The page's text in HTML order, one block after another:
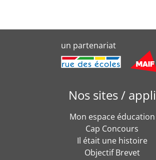
un partenariat
Nos sites / appli
Mon espace éducation
Cap Concours
Il était une histoire
Objectif Brevet